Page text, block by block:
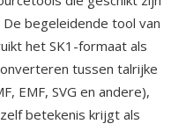
begeleidende tool van
het SK1-formaat als
tussen talrijke
EMF, SVG en andere),
betekenis krijgt als